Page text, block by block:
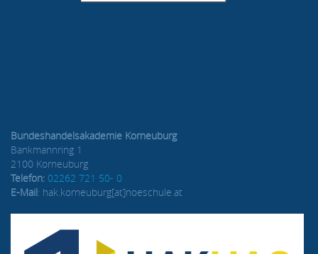
Bundeshandelsakademie Korneuburg
Bankmannring 1
2100 Korneuburg
Telefon: 02262 721 50- 0
E-Mail: hak.korneuburg[at]noeschule.at